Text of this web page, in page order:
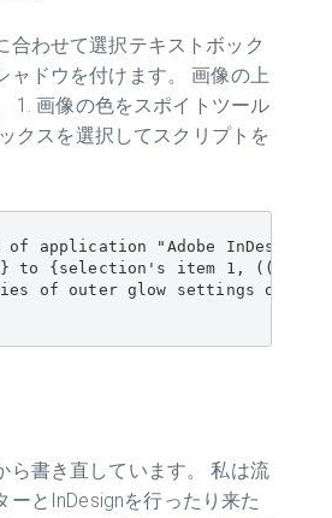
合わせて選択テキストボック
ャドウを付けます。 画像の上
1. 画像の色をスポイトツール
クスを選択してスクリプトを
application "Adobe InDesign
to {selection's item 1,
of outer glow settings of
ら書き直しています。 私は流
ーとInDesignを行ったり来た